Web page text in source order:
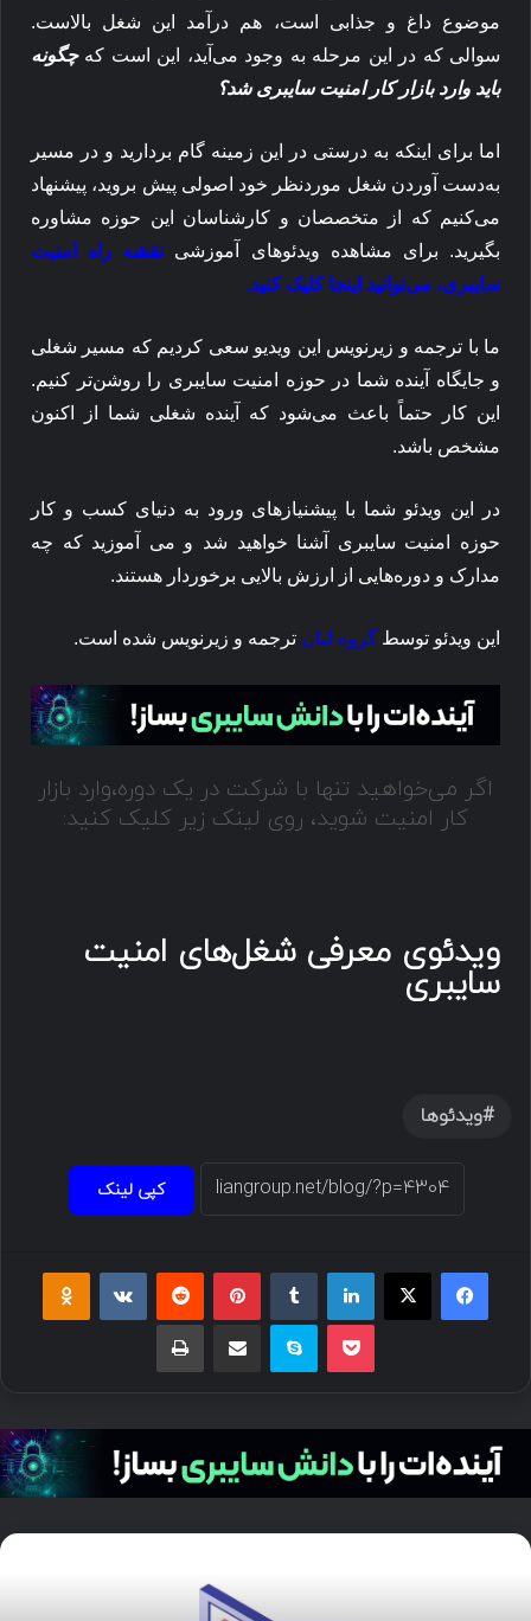
موضوع داغ و جذابی است، هم درآمد این شغل بالاست.
سوالی که در این مرحله به وجود می‌آید، این است کهچگونه
باید وارد بازار کار امنیت سایبری شد؟
اما برای اینکه به درستی در این زمینه گام بردارید و در مسیر
به‌دست آوردن شغل موردنظر خود اصولی پیش بروید، پیشنهاد
می‌کنیم که از متخصصان و کارشناسان این حوزه مشاوره
بگیرید. برای مشاهده ویدئوهای آموزشی نقشه راه امنیت
سایبری، می‌توانید اینجا کلیک کنید.
ما با ترجمه و زیرنویس این ویدیو سعی کردیم که مسیر شغلی
و جایگاه آینده شما در حوزه امنیت سایبری را روشن‌تر کنیم.
این کار حتماً باعث می‌شود که آینده شغلی شما از اکنون
مشخص باشد.
در این ویدئو شما با پیشنیازهای ورود به دنیای کسب و کار
حوزه امنیت سایبری آشنا خواهید شد و می آموزید که چه
مدارک و دوره‌هایی از ارزش بالایی برخوردار هستند.
این ویدئو توسط گروه لیان ترجمه و زیرنویس شده است.
اگر می‌خواهید تنها با شرکت در یک دوره،وارد بازار
کار امنیت شوید، روی لینک زیر کلیک کنید:
ویدئوی معرفی شغل‌های امنیت
سایبری
ویدئوها
کپی لینک